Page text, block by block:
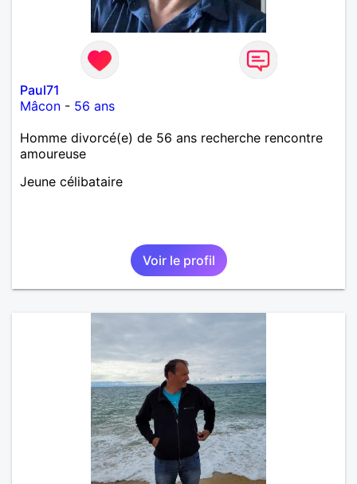
Paul71
Mâcon - 56 ans
Homme divorcé(e) de 56 ans recherche rencontre
amoureuse
Jeune célibataire
Voir le profil